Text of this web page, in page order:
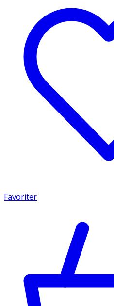
Favoriter